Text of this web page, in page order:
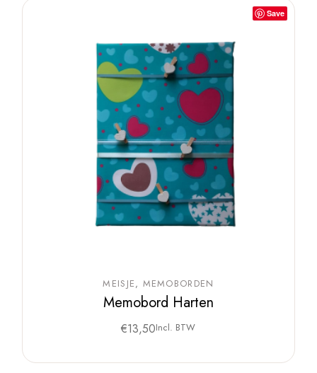
Save
MEISJE MEMOBORDEN
Memobord Harten
€13,50Incl. BTW